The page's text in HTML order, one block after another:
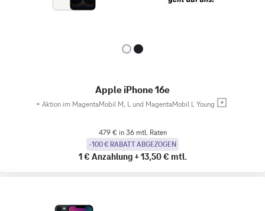
Apple iPhone 16e
+ Aktion im MagentaMobil M, L und MagentaMobil L Young
479 € in 36 mtl. Raten
-100 € RABATT ABGEZOGEN
1 € Anzahlung+13,50 € mtl.